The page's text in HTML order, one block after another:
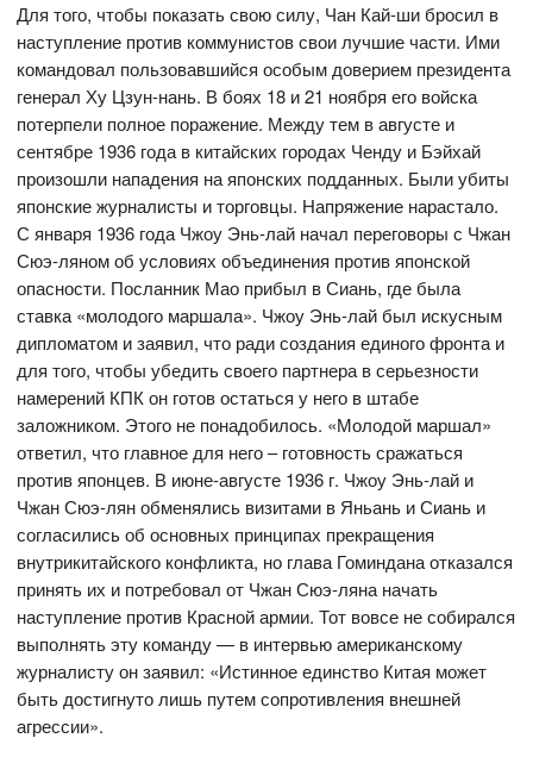
Для того, чтобы показать свою силу, Чан Кай-ши бросил в
наступление против коммунистов свои лучшие части. Ими
командовал пользовавшийся особым доверием президента
генерал Ху Цзун-нань. В боях 18 и 21 ноября его войска
потерпели полное поражение. Между тем в августе и
сентябре 1936 года в китайских городах Ченду и Бэйхай
произошли нападения на японских подданных. Были убиты
японские журналисты и торговцы. Напряжение нарастало.
С января 1936 года Чжоу Энь-лай начал переговоры с Чжан
Сюэ-ляном об условиях объединения против японской
опасности. Посланник Мао прибыл в Сиань, где была
ставка «молодого маршала». Чжоу Энь-лай был искусным
дипломатом и заявил, что ради создания единого фронта и
для того, чтобы убедить своего партнера в серьезности
намерений КПК он готов остаться у него в штабе
заложником. Этого не понадобилось. «Молодой маршал»
ответил, что главное для него – готовность сражаться
против японцев. В июне-августе 1936 г. Чжоу Энь-лай и
Чжан Сюэ-лян обменялись визитами в Яньань и Сиань и
согласились об основных принципах прекращения
внутрикитайского конфликта, но глава Гоминдана отказался
принять их и потребовал от Чжан Сюэ-ляна начать
наступление против Красной армии. Тот вовсе не собирался
выполнять эту команду — в интервью американскому
журналисту он заявил: «Истинное единство Китая может
быть достигнуто лишь путем сопротивления внешней
агрессии».